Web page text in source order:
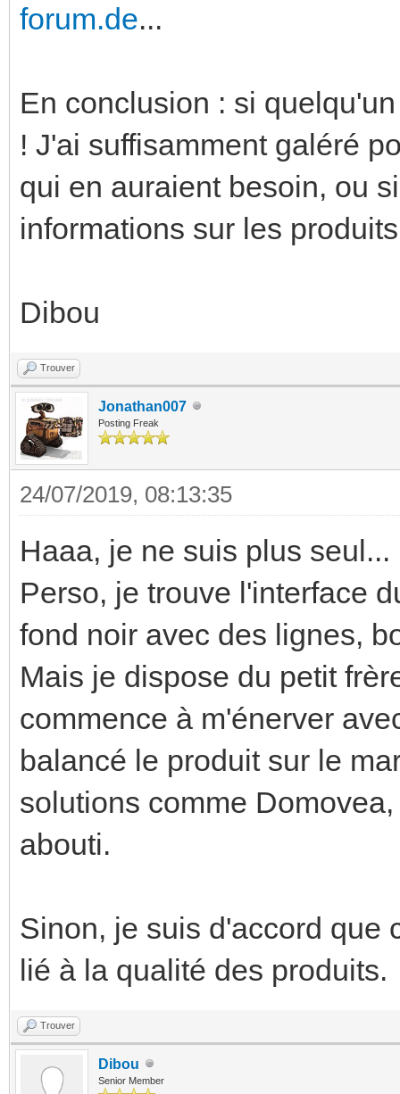
forum.de...
En conclusion : si
! J'ai suffisamment galéré
qui en auraient besoin, ou
informations sur les
Dibou
Trouver
Jonathan007
Posting Freak
24/07/2019, 08:13:35
Haaa, je ne suis plus seul...
Perso, je trouve l'interface
fond noir avec des lignes,
Mais je dispose du petit
commence à m'énerver
balancé le produit sur le
solutions comme
abouti.
Sinon, je suis d'accord que
lié à la qualité des produits.
Trouver
Dibou
Senior Member